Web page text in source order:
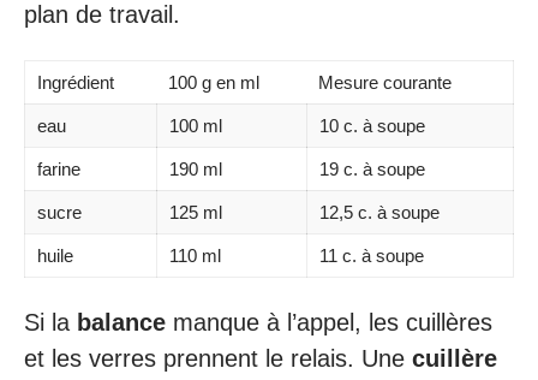
plan de travail.
Ingrédient 100 g en ml Mesure courante
eau 100 ml 10 c. à soupe
farine 190 ml 19 c. à soupe
sucre 125 ml 12,5 c. à soupe
huile 110 ml 11 c. à soupe
Si la balance manque à l’appel, les cuillères
et les verres prennent le relais. Une cuillère